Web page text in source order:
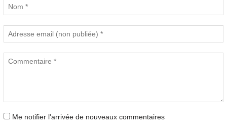
Me notifier l'arrivée de nouveaux commentaires